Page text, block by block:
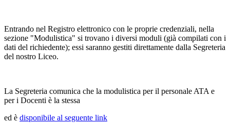
Entrando nel Registro elettronico con le proprie credenziali, nella
sezione "Modulistica" si trovano i diversi moduli (già compilati con i
dati del richiedente); essi saranno gestiti direttamente dalla Segreteria
del nostro Liceo.
La Segreteria comunica che la modulistica per il personale ATA e
per i Docenti è la stessa
ed è disponibile al seguente link